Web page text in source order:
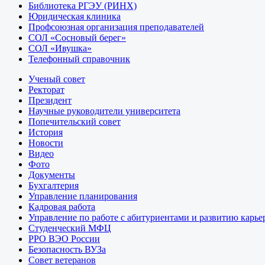
Библиотека РГЭУ (РИНХ)
Юридическая клиника
Профсоюзная организация преподавателей
СОЛ «Сосновый берег»
СОЛ «Ивушка»
Телефонный справочник
Ученый совет
Ректорат
Президент
Научные руководители университета
Попечительский совет
История
Новости
Видео
Фото
Документы
Бухгалтерия
Управление планирования
Кадровая работа
Управление по работе с абитуриентами и развитию
Студенческий МФЦ
РРО ВЭО России
Безопасность ВУЗа
Совет ветеранов